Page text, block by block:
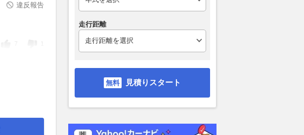
違反報告
7
走行距離
見積りスタート